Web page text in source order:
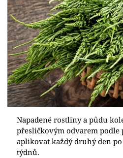
Napadené rostliny a půdu
přesličkovým odvarem podle
aplikovat každý druhý den
týdnů.